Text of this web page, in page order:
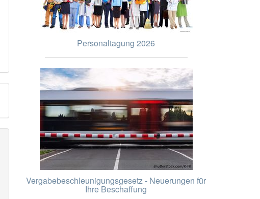
Personaltagung 2026
Vergabebeschleunigungsgesetz - Neuerungen für
Ihre Beschaffung